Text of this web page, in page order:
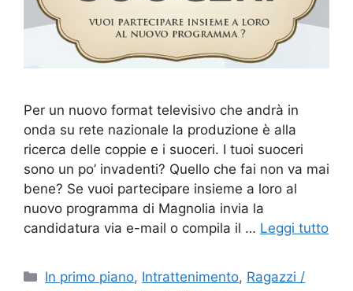
Per un nuovo format televisivo che andrà in
onda su rete nazionale la produzione è alla
ricerca delle coppie e i suoceri. I tuoi suoceri
sono un po’ invadenti? Quello che fai non va mai
bene? Se vuoi partecipare insieme a loro al
nuovo programma di Magnolia invia la
candidatura via e-mail o compila il … Leggi tutto
Categorie
In primo piano, Intrattenimento, Ragazzi /